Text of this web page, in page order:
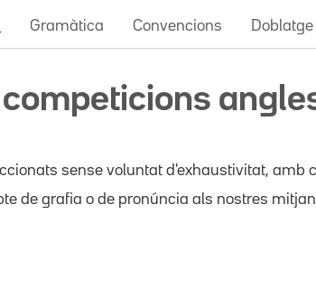
Gramàtica Convencions Doblatge
sense voluntat d'exhaustivitat, amb
de grafia o de pronúncia als nostres